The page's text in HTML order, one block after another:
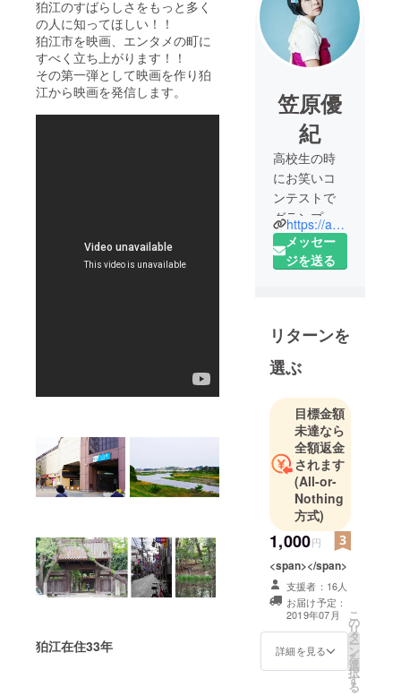
狛江のすばらしさをもっと多く
の人に知ってほしい！！
狛江市を映画、エンタメの町に
すべく立ち上がります！！
その第一弾として映画を作り狛
江から映画を発信します。
狛江在住33年
笠原優
紀
高校生の時
にお笑いコ
ンテストで
グランプリ
を受賞しお
笑いデ
の母校日本
映画学校・
俳優科を卒
業。
卒業後お笑
い芸人とし
て活動、
TBS「あらび
き団」やお
笑いライ
ブ、イベン
トMCなどで
活躍。
２７歳の時
に俳優に転
身。
子供の頃狛
江で活動を
https://ameblo.jp/chako1983/
メッセー
ジを送る
リターンを
選ぶ
目標金額
未達なら
全額返金
されます
(All-or-
Nothing
方式)
1,000円
<span></span>
支援者：16人
お届け予定：
2019年07月
詳細を見る
こ
の
リ
タ
ー
ン
を
選
択
す
る